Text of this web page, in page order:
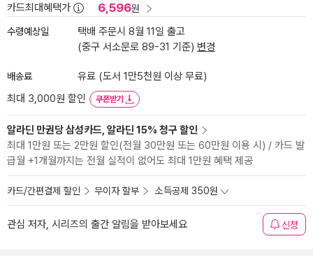
카드최대혜택가 6,596원
수령예상일
택배 주문시 8월 11일 출고
(중구 서소문로 89-31 기준) 변경
배송료
유료 (도서 1만5천원 이상 무료)
최대 3,000원 할인
쿠폰받기
알라딘 만권당 삼성카드, 알라딘 15% 청구 할인
최대 1만원 또는 2만원 할인(전월 30만원 또는 60만원 이용 시) / 카드 발
급월 +1개월까지는 전월 실적이 없어도 최대 1만원 혜택 제공
카드/간편결제 할인 무이자 할부 소득공제 350원
관심 저자, 시리즈의 출간 알림을 받아보세요 신청